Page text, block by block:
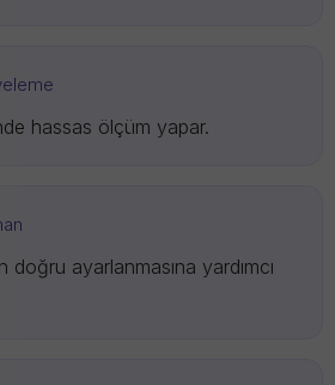
hassas ölçüm yapar.
ayarlanmasına yardımcı